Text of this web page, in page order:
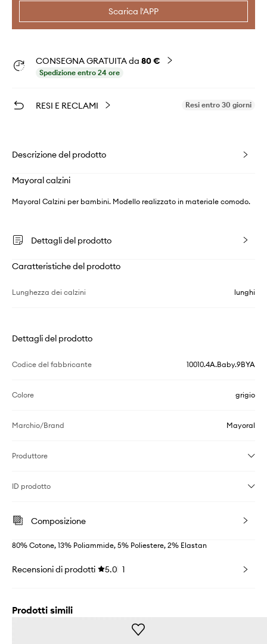
Scarica l'APP
CONSEGNA GRATUITA da 80 €
Spedizione entro 24 ore
RESI E RECLAMI Resi entro 30 giorni
Descrizione del prodotto
Mayoral calzini
Mayoral Calzini per bambini. Modello realizzato in materiale comodo.
Dettagli del prodotto
Caratteristiche del prodotto
Lunghezza dei calzini lunghi
Dettagli del prodotto
Codice del fabbricante 10010.4A.Baby.9BYA
Colore grigio
Marchio/Brand Mayoral
Produttore
ID prodotto
Composizione
80% Cotone, 13% Poliammide, 5% Poliestere, 2% Elastan
Recensioni di prodotti 5.0 1
Prodotti simili